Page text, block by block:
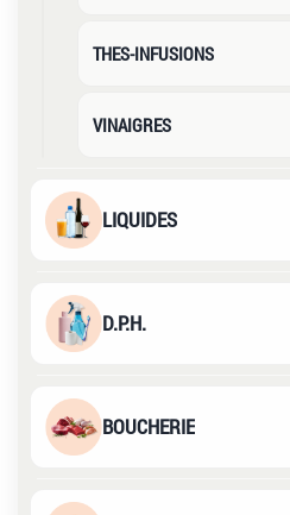
THES-INFUSIONS
VINAIGRES
LIQUIDES
D.P.H.
BOUCHERIE